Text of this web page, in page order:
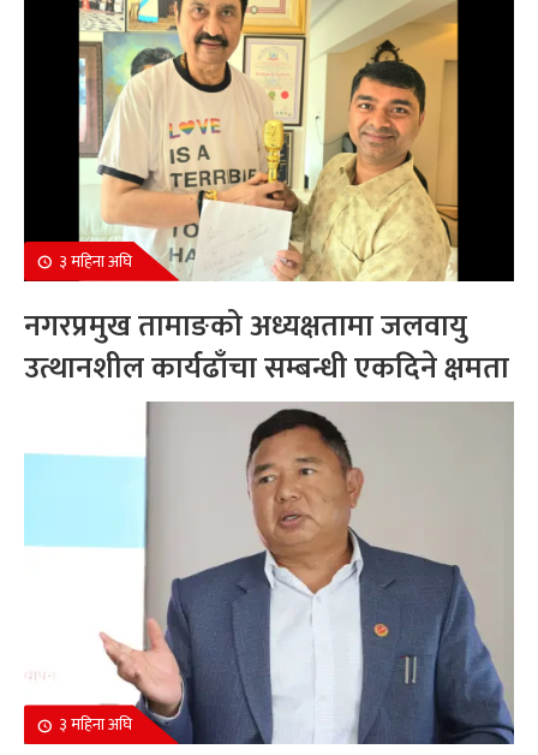
३ महिना अघि
नगरप्रमुख तामाङको अध्यक्षतामा जलवायु
उत्थानशील कार्यढाँचा सम्बन्धी एकदिने क्षमता
अभिवृद्धि कार्यक्रम सम्पन्न
३ महिना अघि